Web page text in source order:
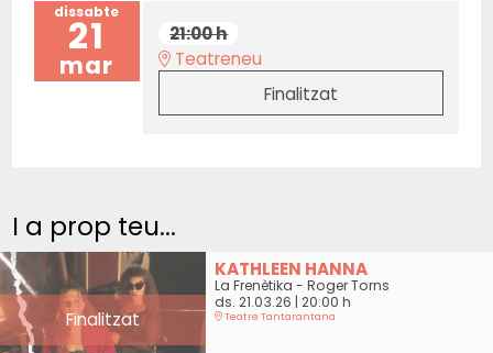
dissabte
21
mar
21:00 h
Teatreneu
Finalitzat
I a prop teu...
Finalitzat
KATHLEEN HANNA
La Frenètika - Roger Torns
ds. 21.03.26 | 20:00 h
Teatre Tantarantana